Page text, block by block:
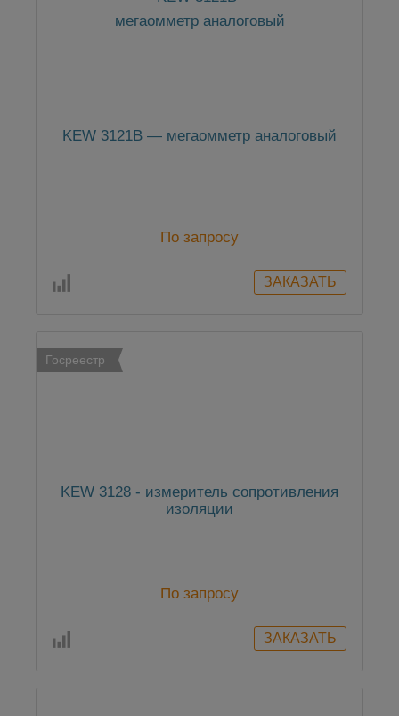
KEW 3121B — мегаомметр аналоговый
По запросу
Госреестр
KEW 3128 - измеритель сопротивления
изоляции
По запросу